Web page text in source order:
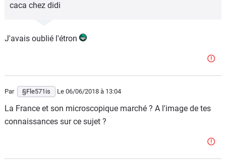
caca chez didi
J'avais oublié l'étron
Par §Fle571is Le 06/06/2018 à 13:04
La France et son microscopique marché ? A l'image de tes
connaissances sur ce sujet ?